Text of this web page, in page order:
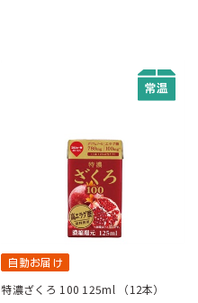
自動お届け
特濃ざくろ 100 125ml （12本）